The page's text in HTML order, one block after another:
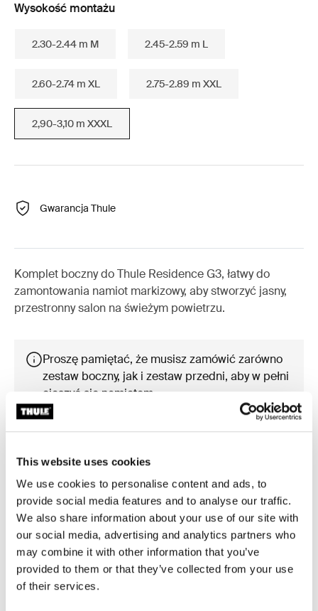
This website uses cookies
We use cookies to personalise content and ads, to
provide social media features and to analyse our traffic.
We also share information about your use of our site with
our social media, advertising and analytics partners who
may combine it with other information that you’ve
provided to them or that they’ve collected from your use
of their services.
Wysokość montażu
2.30-2.44 m M 2.45-2.59 m L
2.60-2.74 m XL 2.75-2.89 m XXL
2,90-3,10 m XXXL
Gwarancja Thule
Komplet boczny do Thule Residence G3, łatwy do
zamontowania namiot markizowy, aby stworzyć jasny,
przestronny salon na świeżym powietrzu.
Proszę pamiętać, że musisz zamówić zarówno
zestaw boczny, jak i zestaw przedni, aby w pełni
cieszyć się namiotem.
Akcesoria w kategorii: Thule
Residence G3 Side Set